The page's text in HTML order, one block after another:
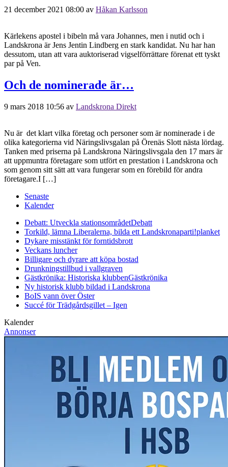
21 december 2021 08:00 av Håkan Karlsson
Kärlekens apostel i bibeln må vara Johannes, men i nutid och i
Landskrona är Jens Jentin Lindberg en stark kandidat. Nu har han
dessutom, utan att vara auktoriserad vigselförrättare förenat ett tyskt
par på Ven.
Och de nominerade är…
9 mars 2018 10:56 av Landskrona Direkt
Nu är det klart vilka företag och personer som är nominerade i de
olika kategorierna vid Näringslivsgalan på Örenäs Slott nästa lördag.
Tanken med priserna på Landskrona Näringslivsgala den 17 mars är
att uppmuntra företagare som utfört en prestation i Landskrona och
som genom sitt sätt att vara fungerar som en förebild för andra
företagare.I […]
Senaste
Kalender
Debatt: Utveckla stationsområdetDebatt
Torkild, lämna Liberalerna, bilda ett Landskronaparti!planket
Dykare misstänkt för forntidsbrott
Veckans luncher
Billigare och dyrare att köpa bostad
Drunkningstillbud i vallgraven
Gästkrönika: Historiska klubbenGästkrönika
Ny historisk klubb bildad i Landskrona
BoIS vann över Öster
Succé för Trädgårdsgillet – Igen
Kalender
Annonser